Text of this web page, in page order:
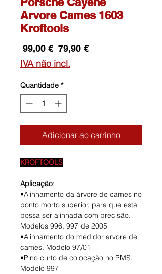
Arvore Cames 1603
Kroftools
99,00 € Preço
normal
79,90 €Preço
IVA não incl.
Quantidade *
Adicionar ao carrinho
KROFTOOLS
Aplicação:
•Alinhamento da árvore de cames no
ponto morto superior, para que esta
possa ser alinhada com precisão.
Modelos 996, 997 de 2005
•Alinhamento do medidor arvore de
cames. Modelo 97/01
•Pino curto de colocação no PMS.
Modelo 997